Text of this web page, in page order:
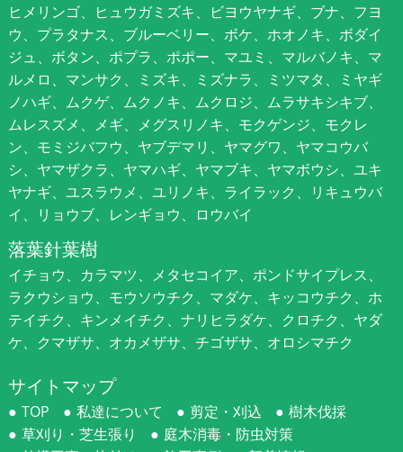
ヒメリンゴ、ヒュウガミズキ、ビヨウヤナギ、ブナ、フヨ
ウ、プラタナス、ブルーベリー、ボケ、ホオノキ、ボダイ
ジュ、ボタン、ポプラ、ポポー、マユミ、マルバノキ、マ
ルメロ、マンサク、ミズキ、ミズナラ、ミツマタ、ミヤギ
ノハギ、ムクゲ、ムクノキ、ムクロジ、ムラサキシキブ、
ムレスズメ、メギ、メグスリノキ、モクゲンジ、モクレ
ン、モミジバフウ、ヤブデマリ、ヤマグワ、ヤマコウバ
シ、ヤマザクラ、ヤマハギ、ヤマブキ、ヤマボウシ、ユキ
ヤナギ、ユスラウメ、ユリノキ、ライラック、リキュウバ
イ、リョウブ、レンギョウ、ロウバイ
落葉針葉樹
イチョウ、カラマツ、メタセコイア、ポンドサイプレス、
ラクウショウ、モウソウチク、マダケ、キッコウチク、ホ
テイチク、キンメイチク、ナリヒラダケ、クロチク、ヤダ
ケ、クマザサ、オカメザサ、チゴザサ、オロシマチク
サイトマップ
TOP 私達について 剪定・刈込
樹木伐採
草刈り・芝生張り
庭木消毒・防虫対策